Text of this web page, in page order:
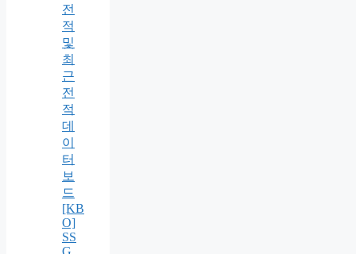
전
적
및
최
근
전
적
데
이
터
보
드
[KB
O]
SS
G